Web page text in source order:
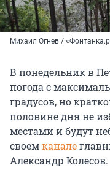
Михаил Огнев /
В понедельник в
погода с
градусов, но
половине дня не
местами и будут
своемканале
Александр Колесов.